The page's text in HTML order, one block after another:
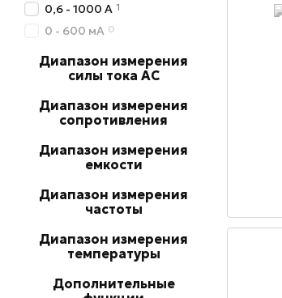
0,6 - 1000 А 1
0 - 600 мА 0
Диапазон измерения
силы тока AC
Диапазон измерения
сопротивления
Диапазон измерения
емкости
Диапазон измерения
частоты
Диапазон измерения
температуры
Дополнительные